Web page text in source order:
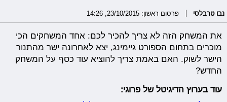
נבו טרבלסי פרסום ראשון: 23/10/2015, 14:26
את המשחק הזה לא צריך להכיר לכם: אחד המשחקים הכי
מוכרים בתחום הספורט גיימינג, יצא לאחרונה ישר מהתנור
הישר לשוק. האם באמת צריך להוציא עוד כסף על המשחק
החדש?
עוד בערוץ הדיגיטל של פרוגי: